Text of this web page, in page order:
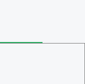
ーザー -
-
ーザー -